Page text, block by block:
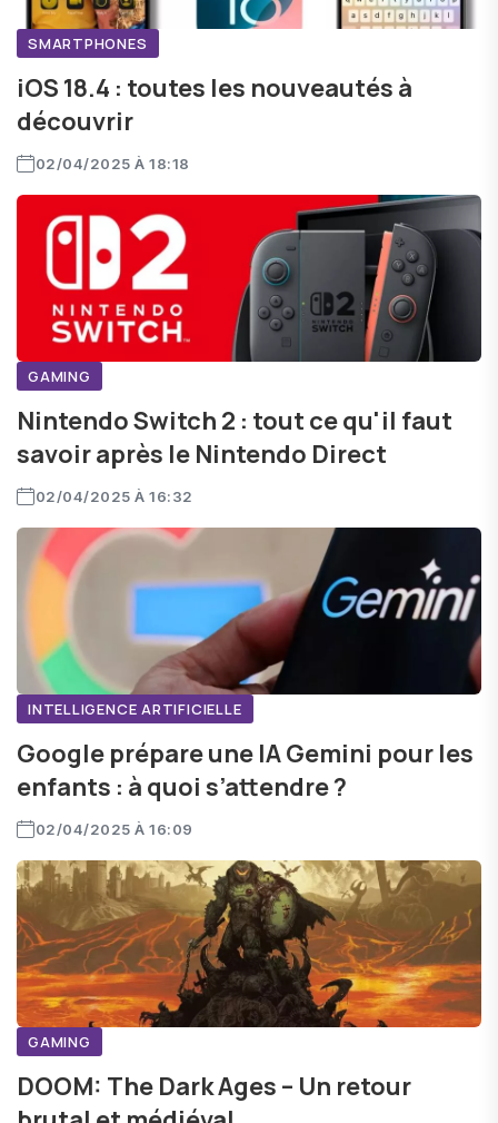
SMARTPHONES
iOS 18.4 : toutes les nouveautés à
découvrir
02/04/2025 À 18:18
GAMING
Nintendo Switch 2 : tout ce qu'il faut
savoir après le Nintendo Direct
02/04/2025 À 16:32
INTELLIGENCE ARTIFICIELLE
Google prépare une IA Gemini pour les
enfants : à quoi s’attendre ?
02/04/2025 À 16:09
GAMING
DOOM: The Dark Ages – Un retour